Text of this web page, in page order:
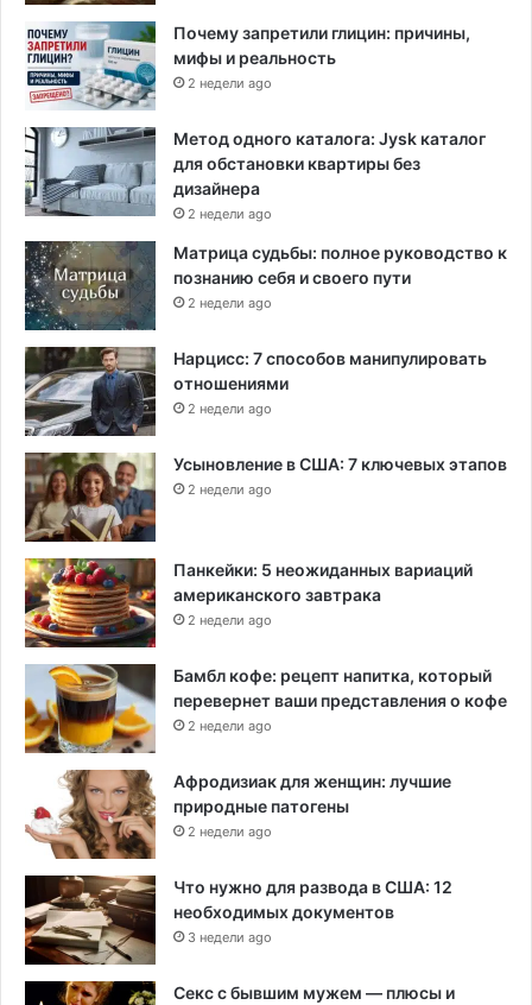
Почему запретили глицин: причины,
мифы и реальность
2 недели ago
Метод одного каталога: Jysk каталог
для обстановки квартиры без
дизайнера
2 недели ago
Матрица судьбы: полное руководство к
познанию себя и своего пути
2 недели ago
Нарцисс: 7 способов манипулировать
отношениями
2 недели ago
Усыновление в США: 7 ключевых этапов
2 недели ago
Панкейки: 5 неожиданных вариаций
американского завтрака
2 недели ago
Бамбл кофе: рецепт напитка, который
перевернет ваши представления о кофе
2 недели ago
Афродизиак для женщин: лучшие
природные патогены
2 недели ago
Что нужно для развода в США: 12
необходимых документов
3 недели ago
Секс с бывшим мужем — плюсы и